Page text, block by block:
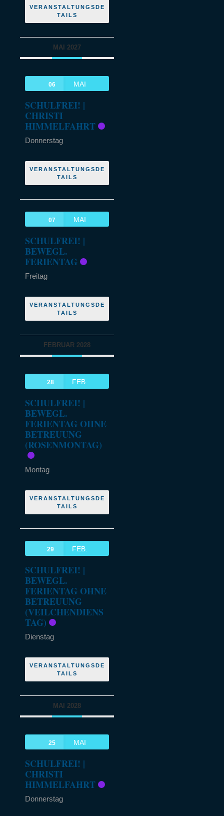
VERANSTALTUNGSDE
TAILS
MAI 2027
06 MAI
SCHULFREI! |
CHRISTI
HIMMELFAHRT
Donnerstag
VERANSTALTUNGSDE
TAILS
07 MAI
SCHULFREI! |
BEWEGL.
FERIENTAG
Freitag
VERANSTALTUNGSDE
TAILS
FEBRUAR 2028
28 FEB.
SCHULFREI! |
BEWEGL.
FERIENTAG OHNE
BETREUUNG
(ROSENMONTAG)
Montag
VERANSTALTUNGSDE
TAILS
29 FEB.
SCHULFREI! |
BEWEGL.
FERIENTAG OHNE
BETREUUNG
(VEILCHENDIENS
TAG)
Dienstag
VERANSTALTUNGSDE
TAILS
MAI 2028
25 MAI
SCHULFREI! |
CHRISTI
HIMMELFAHRT
Donnerstag